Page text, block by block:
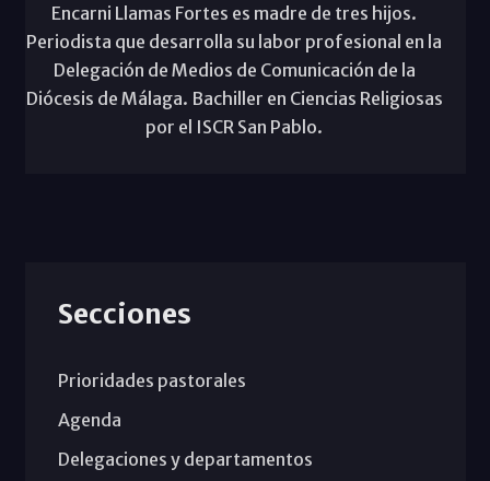
Encarni Llamas Fortes es madre de tres hijos.
Periodista que desarrolla su labor profesional en la
Delegación de Medios de Comunicación de la
Diócesis de Málaga. Bachiller en Ciencias Religiosas
por el ISCR San Pablo.
Secciones
Prioridades pastorales
Agenda
Delegaciones y departamentos